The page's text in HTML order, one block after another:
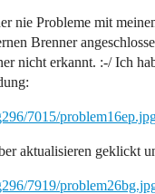
nie Probleme mit
Brenner
nicht erkannt. :-/ Ich
7015/
aktualisieren geklickt
7919/